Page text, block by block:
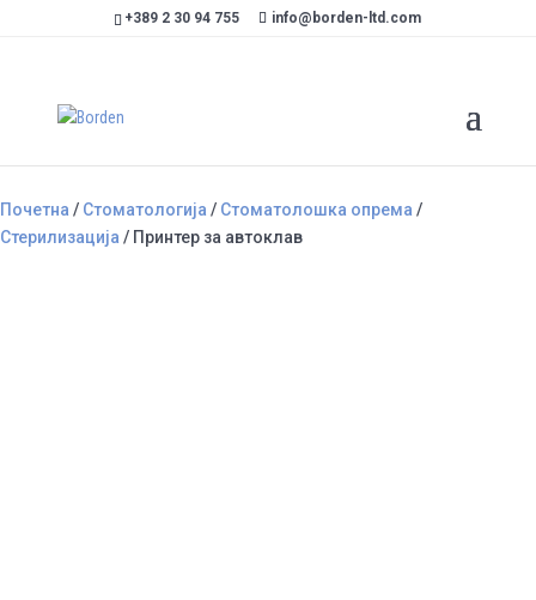
+389 2 30 94 755 info@borden-ltd.com
Почетна / Стоматологија / Стоматолошка опрема /
Стерилизација / Принтер за автоклав